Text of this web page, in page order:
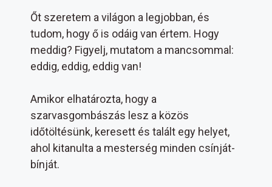
Őt szeretem a világon a legjobban, és
tudom, hogy ő is odáig van értem. Hogy
meddig? Figyelj, mutatom a mancsommal:
eddig, eddig, eddig van!
Amikor elhatározta, hogy a
szarvasgombászás lesz a közös
időtöltésünk, keresett és talált egy helyet,
ahol kitanulta a mesterség minden csínját-
bínját.